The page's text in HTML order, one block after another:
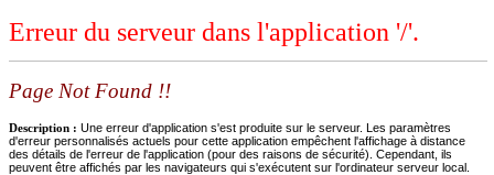
Erreur du serveur dans l'application '/'.
Page Not Found !!
Description : Une erreur d'application s'est produite sur le serveur. Les paramètres
d'erreur personnalisés actuels pour cette application empêchent l'affichage à distance
des détails de l'erreur de l'application (pour des raisons de sécurité). Cependant, ils
peuvent être affichés par les navigateurs qui s'exécutent sur l'ordinateur serveur local.